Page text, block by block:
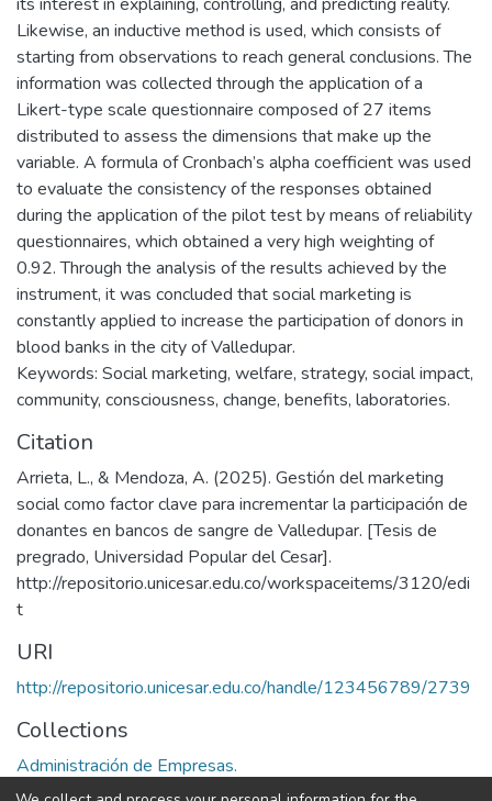
Likewise, an inductive method is used, which consists of
starting from observations to reach general conclusions. The
information was collected through the application of a
Likert-type scale questionnaire composed of 27 items
distributed to assess the dimensions that make up the
variable. A formula of Cronbach’s alpha coefficient was used
to evaluate the consistency of the responses obtained
during the application of the pilot test by means of reliability
questionnaires, which obtained a very high weighting of
0.92. Through the analysis of the results achieved by the
instrument, it was concluded that social marketing is
constantly applied to increase the participation of donors in
blood banks in the city of Valledupar.
Keywords: Social marketing, welfare, strategy, social impact,
community, consciousness, change, benefits, laboratories.
Citation
Arrieta, L., & Mendoza, A. (2025). Gestión del marketing
social como factor clave para incrementar la participación de
donantes en bancos de sangre de Valledupar. [Tesis de
pregrado, Universidad Popular del Cesar].
http://repositorio.unicesar.edu.co/workspaceitems/3120/edi
t
URI
http://repositorio.unicesar.edu.co/handle/123456789/2739
Collections
Administración de Empresas.